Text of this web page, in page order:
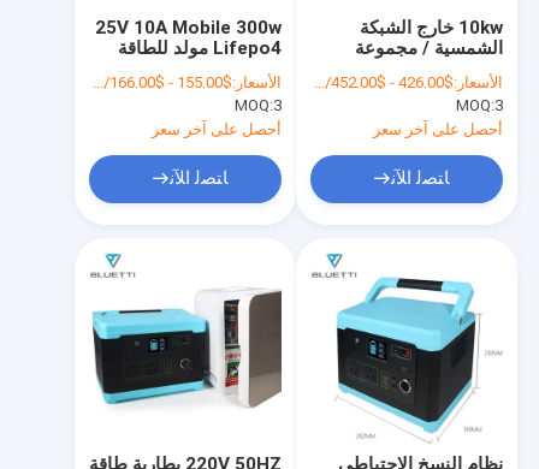
25V 10A Mobile 300w
Lifepo4 مولد للطاقة
الشمسية المحمولة عدة
مولد للطاقة الشمسية
الأسعار:$155.00 - $166.00/Unit
MOQ:3
أحصل على آخر سعر
ﺎﺘﺼﻟ ﺍﻶﻧ
10kw خارج الشبكة
الشمسية / مجموعة
المولدات الشمسية
للتخييم 25.5V 5A
الأسعار:$426.00 - $452.00/Unit
MOQ:3
أحصل على آخر سعر
ﺎﺘﺼﻟ ﺍﻶﻧ
220V 50HZ بطارية طاقة
نظام النسخ الاحتياطي